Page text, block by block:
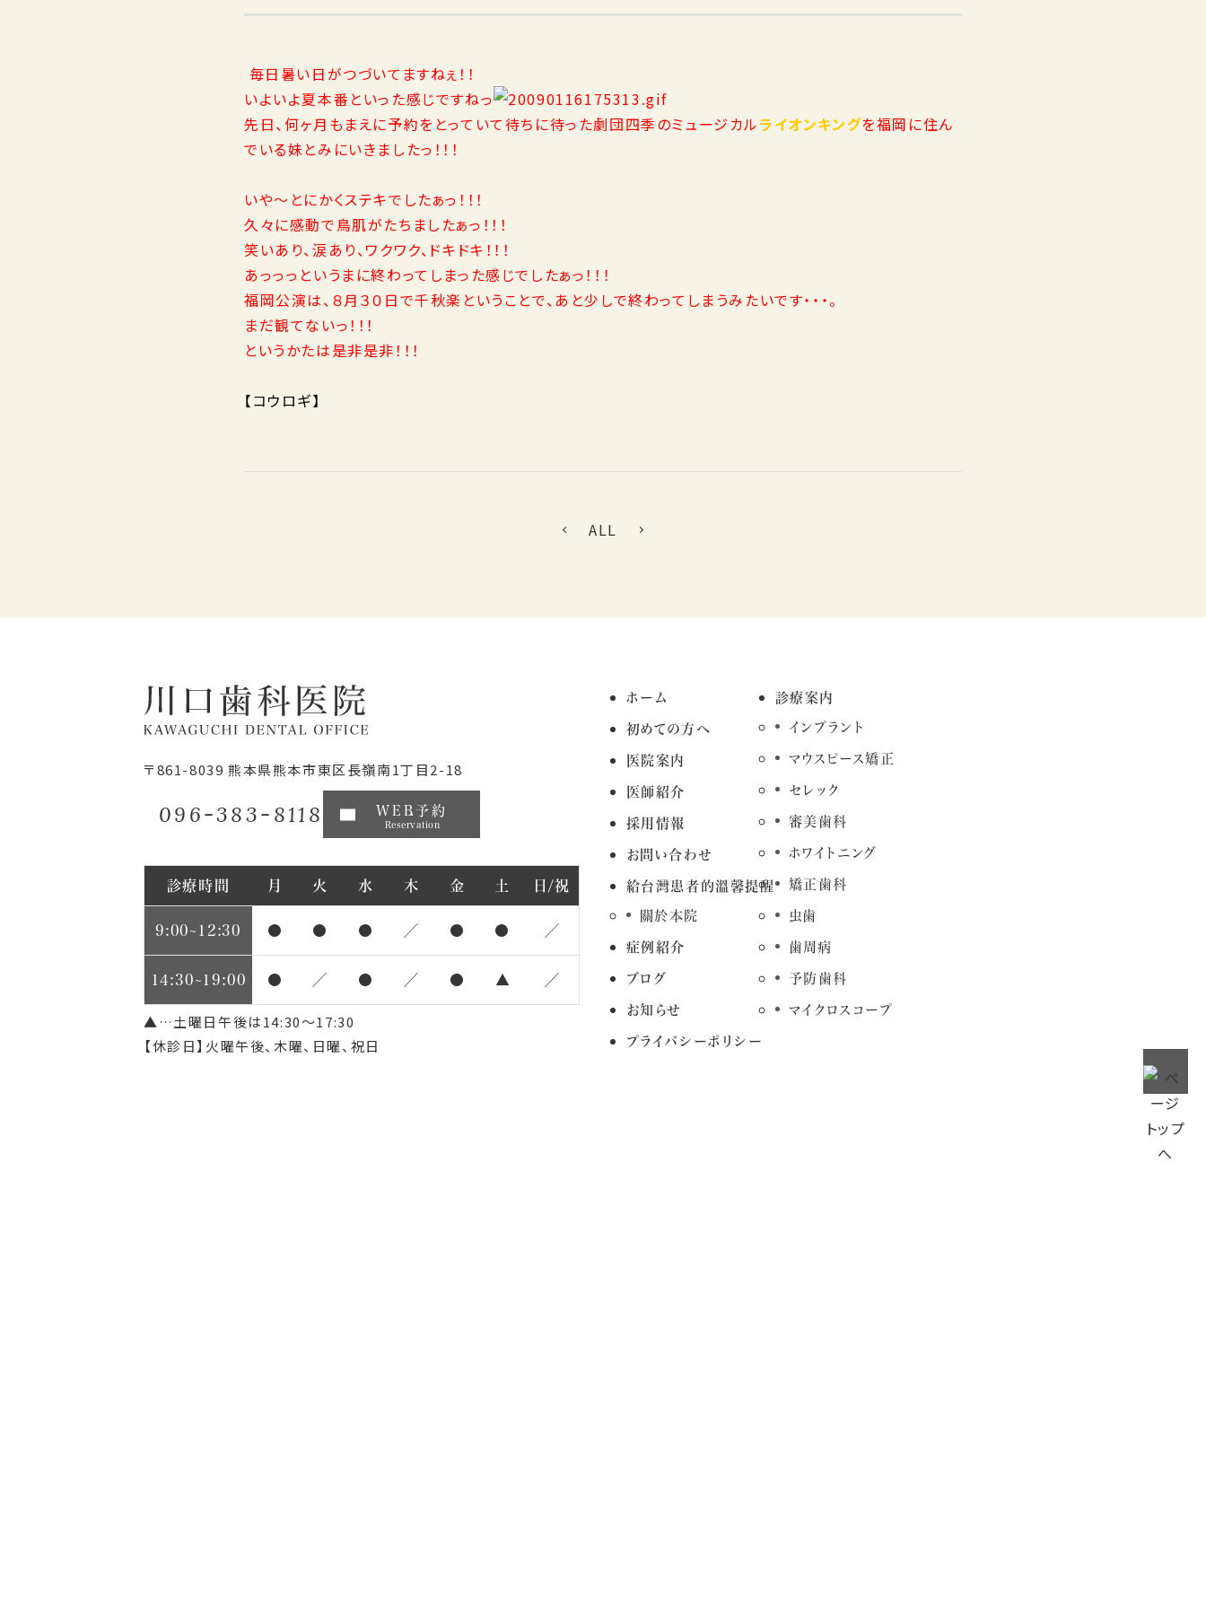
毎日暑い日がつづいてますねぇ！！
いよいよ夏本番といった感じですねっ
先日、何ヶ月もまえに予約をとっていて待ちに待った劇団四季のミュージカルライオンキングを福岡に住ん
でいる妹とみにいきましたっ！！！
いや～とにかくステキでしたぁっ！！！
久々に感動で鳥肌がたちましたぁっ！！！
笑いあり、涙あり、ワクワク、ドキドキ！！！
あっっっというまに終わってしまった感じでしたぁっ！！！
福岡公演は、８月３０日で千秋楽ということで、あと少しで終わってしまうみたいです・・・。
まだ観てないっ！！！
というかたは是非是非！！！
【コウロギ】
ALL
〒861-8039 熊本県熊本市東区長嶺南1丁目2-18
096-383-8118 WEB予約
Reservation
診療時間 月 火 水 木 金 土 日/祝
9:00~12:30 ● ● ● ／ ● ● ／
14:30~19:00 ● ／ ● ／ ● ▲ ／
▲…土曜日午後は14:30～17:30
【休診日】火曜午後、木曜、日曜、祝日
ホーム
初めての方へ
医院案内
医師紹介
採用情報
お問い合わせ
給台灣患者的溫馨提醒
關於本院
症例紹介
ブログ
お知らせ
プライバシーポリシー
診療案内
インプラント
マウスピース矯正
セレック
審美歯科
ホワイトニング
矯正歯科
虫歯
歯周病
予防歯科
マイクロスコープ